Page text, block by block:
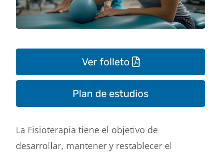
Ver folleto
Plan de estudios
La Fisioterapia tiene el objetivo de
desarrollar, mantener y restablecer el